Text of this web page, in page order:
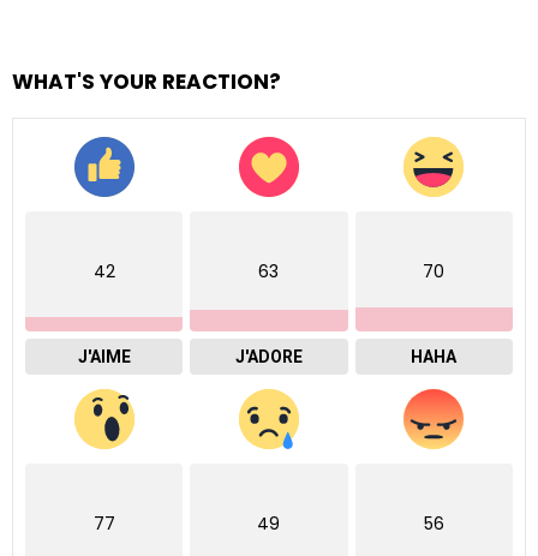
WHAT'S YOUR REACTION?
42
J'AIME
63
J'ADORE
70
HAHA
77 49 56